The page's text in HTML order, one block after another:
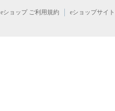
eショップ ご利用規約 eショップサイ